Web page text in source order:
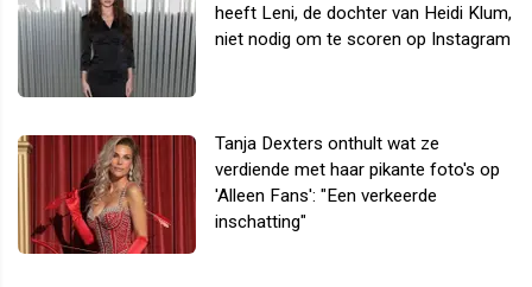
heeft Leni, de dochter van Heidi Klum,
niet nodig om te scoren op Instagram
Tanja Dexters onthult wat ze
verdiende met haar pikante foto's op
'Alleen Fans': "Een verkeerde
inschatting"